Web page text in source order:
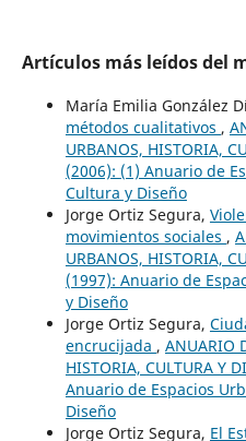
Artículos más leídos del
María Emilia González
métodos cualitativos ,
URBANOS, HISTORIA,
(2006): (1) Anuario de
Cultura y Diseño
Jorge Ortiz Segura,
movimientos sociales ,
URBANOS, HISTORIA,
(1997): Anuario de
y Diseño
Jorge Ortiz Segura,
encrucijada , ANUARIO
HISTORIA, CULTURA Y
Anuario de Espacios
Diseño
Jorge Ortiz Segura, El